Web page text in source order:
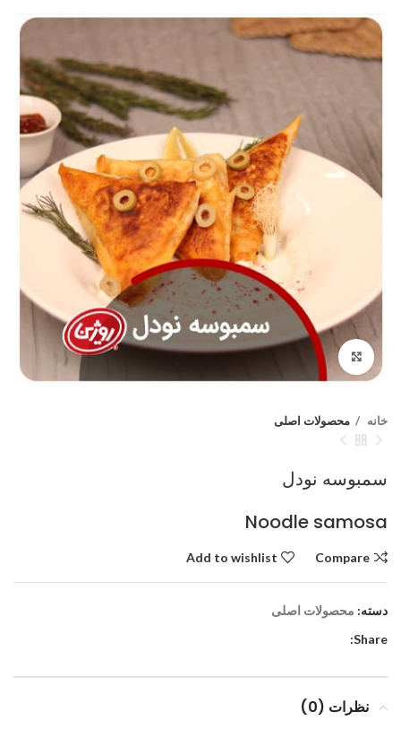
Click to enlarge
خانه محصولات اصلی
سمبوسه نودل
Noodle samosa
Compare
Add to wishlist
دسته: محصولات اصلی
Share:
نظرات (0)